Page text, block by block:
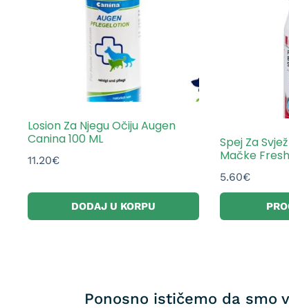
Losion Za Njegu Očiju Augen
Canina 100 ML
11.20€
DODAJ U KORPU
Spej Za
Mačke
5.60€
Ponosno ističemo da smo